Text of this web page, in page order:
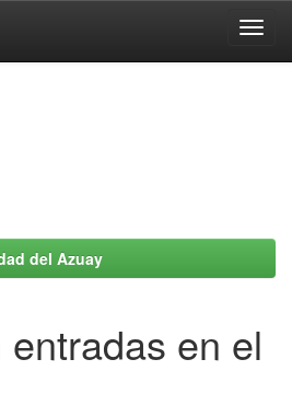
del Azuay
en el